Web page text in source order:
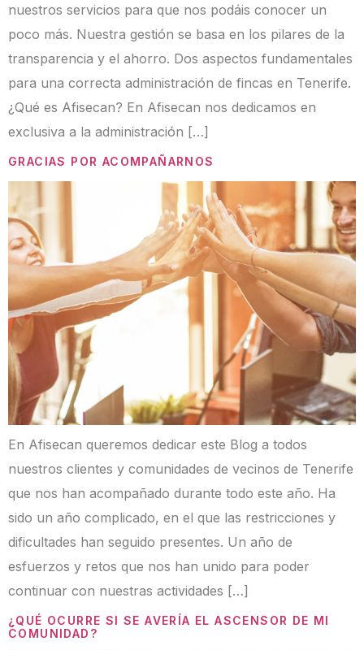
nuestros servicios para que nos podáis conocer un
poco más. Nuestra gestión se basa en los pilares de la
transparencia y el ahorro. Dos aspectos fundamentales
para una correcta administración de fincas en Tenerife.
¿Qué es Afisecan? En Afisecan nos dedicamos en
exclusiva a la administración […]
GRACIAS POR ACOMPAÑARNOS
En Afisecan queremos dedicar este Blog a todos
nuestros clientes y comunidades de vecinos de Tenerife
que nos han acompañado durante todo este año. Ha
sido un año complicado, en el que las restricciones y
dificultades han seguido presentes. Un año de
esfuerzos y retos que nos han unido para poder
continuar con nuestras actividades […]
¿QUÉ OCURRE SI SE AVERÍA EL ASCENSOR DE MI
COMUNIDAD?